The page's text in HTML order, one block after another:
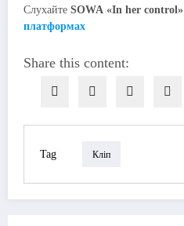
Слухайте SOWA «In her control»
платформах
Share this content:
Tag Кліп